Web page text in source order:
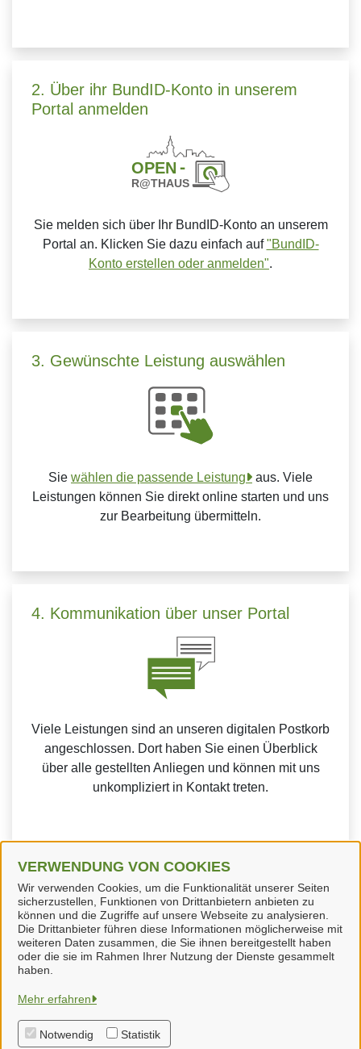
VERWENDUNG VON COOKIES
Wir verwenden Cookies, um die Funktionalität unserer Seiten
sicherzustellen, Funktionen von Drittanbietern anbieten zu
können und die Zugriffe auf unsere Webseite zu analysieren.
Die Drittanbieter führen diese Informationen möglicherweise mit
weiteren Daten zusammen, die Sie ihnen bereitgestellt haben
oder die sie im Rahmen Ihrer Nutzung der Dienste gesammelt
haben.
Mehr erfahren
Notwendig Statistik
2. Über ihr BundID-Konto in unserem
Portal anmelden
Sie melden sich über Ihr BundID-Konto an unserem
Portal an. Klicken Sie dazu einfach auf"BundID-
Konto erstellen oder anmelden".
3. Gewünschte Leistung auswählen
Sie wählen die passende Leistung
aus. Viele
Leistungen können Sie direkt online starten und uns
zur Bearbeitung übermitteln.
4. Kommunikation über unser Portal
Viele Leistungen sind an unseren digitalen Postkorb
angeschlossen. Dort haben Sie einen Überblick
über alle gestellten Anliegen und können mit uns
unkompliziert in Kontakt treten.
Weitere Informationen zur BundID finden Sie auf der
FAQ-Seite des Bundes.
Samtgemeinde Neuenhaus
Alle Rechte vorbehalten